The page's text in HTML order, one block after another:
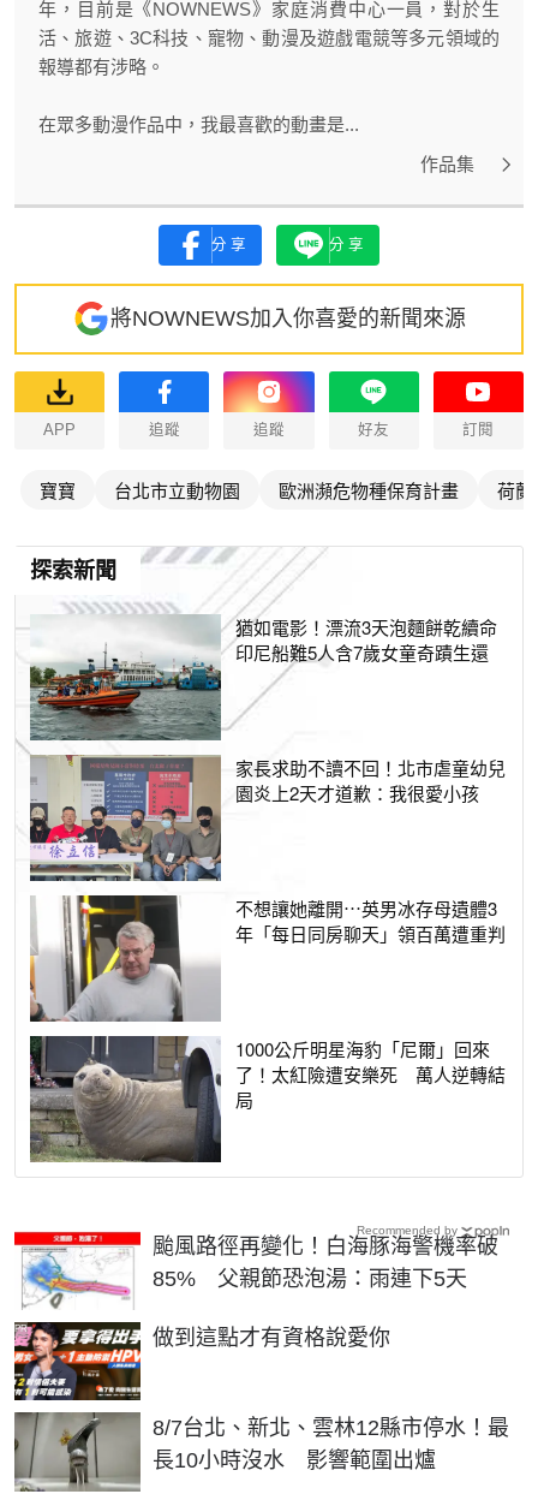
年，目前是《NOWNEWS》家庭消費中心一員，對於生
活、旅遊、3C科技、寵物、動漫及遊戲電競等多元領域的
報導都有涉略。
在眾多動漫作品中，我最喜歡的動畫是...
作品集
分享 分享
將NOWNEWS加入你喜愛的新聞來源
APP 追蹤 追蹤 好友 訂閱
寶寶 台北市立動物園 歐洲瀕危物種保育計畫 荷蘭
探索新聞
猶如電影！漂流3天泡麵餅乾續命
印尼船難5人含7歲女童奇蹟生還
家長求助不讀不回！北市虐童幼兒
園炎上2天才道歉：我很愛小孩
不想讓她離開⋯英男冰存母遺體3
年「每日同房聊天」領百萬遭重判
1000公斤明星海豹「尼爾」回來
了！太紅險遭安樂死 萬人逆轉結
局
颱風路徑再變化！白海豚海警機率破
85% 父親節恐泡湯：雨連下5天
做到這點才有資格說愛你
PR
8/7台北、新北、雲林12縣市停水！最
長10小時沒水 影響範圍出爐
Recommended by